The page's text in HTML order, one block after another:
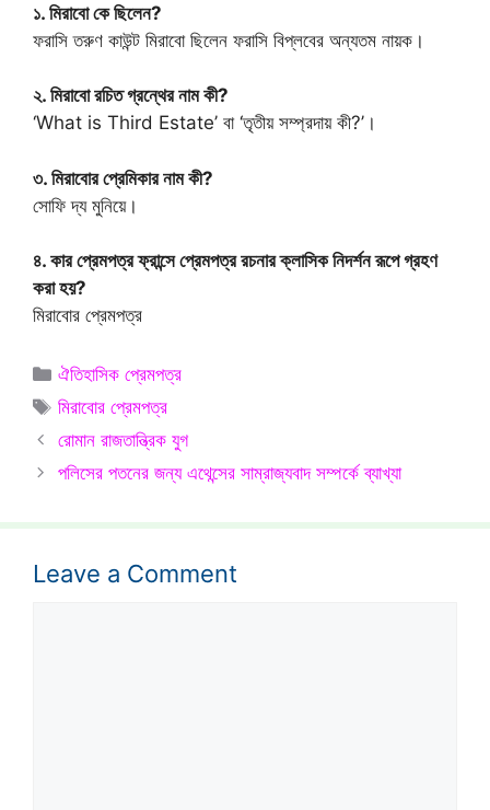
১. মিরাবো কে ছিলেন?
ফরাসি তরুণ কাউন্ট মিরাবো ছিলেন ফরাসি বিপ্লবের অন্যতম নায়ক।
২. মিরাবো রচিত গ্রন্থের নাম কী?
‘What is Third Estate’ বা ‘তৃতীয় সম্প্রদায় কী?’।
৩. মিরাবোর প্রেমিকার নাম কী?
সোফি দ্য মুনিয়ে।
৪. কার প্রেমপত্র ফ্রান্সে প্রেমপত্র রচনার ক্লাসিক নিদর্শন রূপে গ্রহণ
করা হয়?
মিরাবোর প্রেমপত্র
Categories
ঐতিহাসিক প্রেমপত্র
Tags
মিরাবোর প্রেমপত্র
রোমান রাজতান্ত্রিক যুগ
পলিসের পতনের জন্য এথেন্সের সাম্রাজ্যবাদ সম্পর্কে ব্যাখ্যা
Leave a Comment